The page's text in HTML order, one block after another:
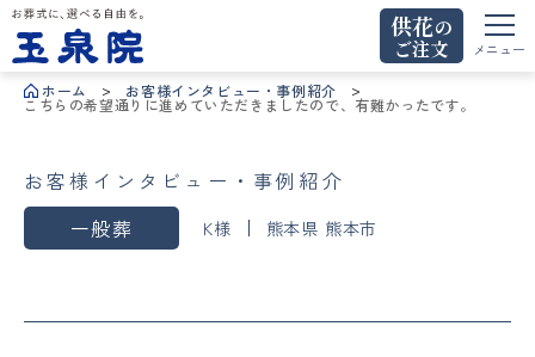
お葬式に、選べる自由を。玉泉院
供花の
ご注文
メニュー
ホーム お客様インタビュー・事例紹介
こちらの希望通りに進めていただきましたので、有難かったです。
お客様インタビュー・事例紹介
一般葬
K様 熊本県 熊本市